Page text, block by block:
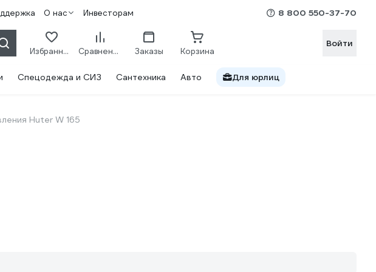
О нас Инвесторам 8 800 550-37-70
Избранное Сравнение Заказы Корзина
Войти
Спецодежда и СИЗ Сантехника Авто Для юрлиц
Huter W 165